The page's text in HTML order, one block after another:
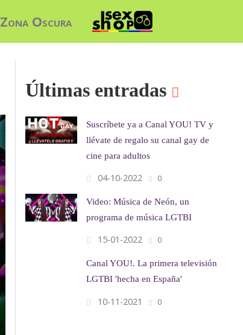
Zona Oscura
Últimas entradas
Suscríbete ya a Canal YOU! TV y
llévate de regalo su canal gay de
cine para adultos
04-10-2022 0
Video: Música de Neón, un
programa de música LGTBI
15-01-2022 0
Canal YOU!. La primera televisión
LGTBI 'hecha en España'
10-11-2021 0